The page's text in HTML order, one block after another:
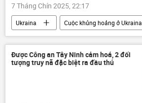
7 Tháng Chín 2025, 22:17
Ukraina
Cuộc khủng hoảng ở Ukraina
Thế giới
Chính trị
Hungary
Peter Siyarto
Được Công an Tây Ninh cảm hoá, 2 đối
tượng truy nã đặc biệt ra đầu thú